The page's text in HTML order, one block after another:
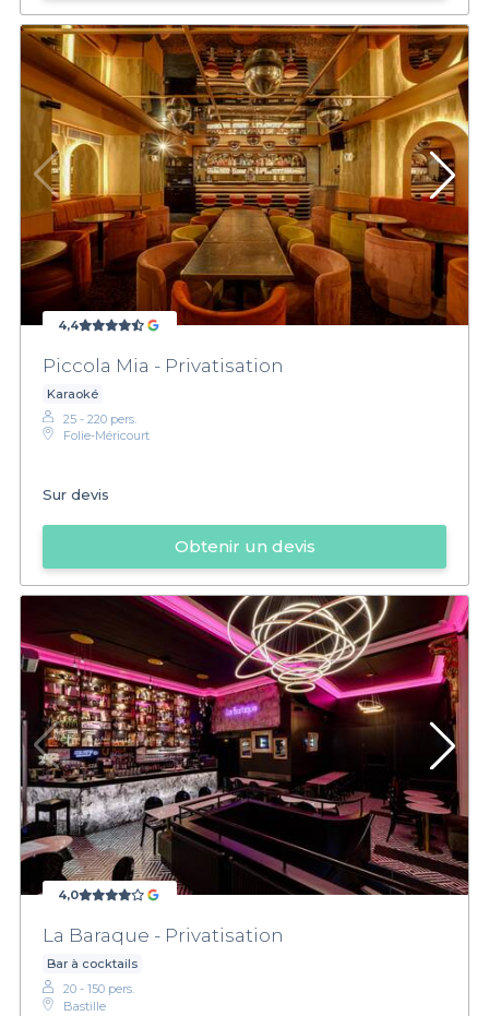
4,4
Piccola Mia - Privatisation
Karaoké
25 - 220 pers.
Folie-Méricourt
Sur devis
Obtenir un devis
4,0
La Baraque - Privatisation
Bar à cocktails
20 - 150 pers.
Bastille